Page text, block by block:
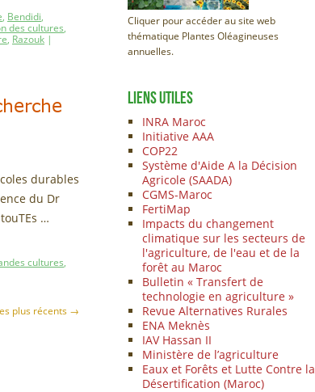
, Bendidi,
des cultures,
, Razouk |
durables
du Dr
…
cultures,
plus récents →
Cliquer pour accéder au site web
thématique Plantes Oléagineuses
annuelles.
LIENS UTILES
INRA Maroc
Initiative AAA
COP22
Système d'Aide A la Décision
Agricole (SAADA)
CGMS-Maroc
FertiMap
Impacts du changement
climatique sur les secteurs de
l'agriculture, de l'eau et de la
forêt au Maroc
Bulletin « Transfert de
technologie en agriculture »
Revue Alternatives Rurales
ENA Meknès
IAV Hassan II
Ministère de l’agriculture
Eaux et Forêts et Lutte Contre la
Désertification (Maroc)